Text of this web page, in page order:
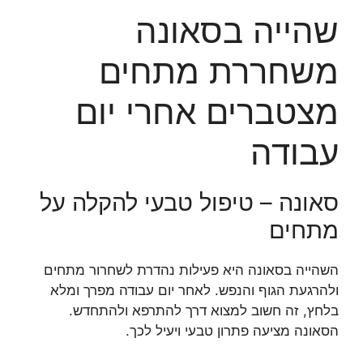
שהייה בסאונה
משחררת מתחים
מצטברים אחרי יום
עבודה
סאונה – טיפול טבעי להקלה על
מתחים
השהייה בסאונה היא פעילות נהדרת לשחרור מתחים
ולהרגעת הגוף והנפש. לאחר יום עבודה מפרך ומלא
בלחץ, זה חשוב למצוא דרך להתרפא ולהתחדש.
הסאונה מציעה פתרון טבעי ויעיל לכך.